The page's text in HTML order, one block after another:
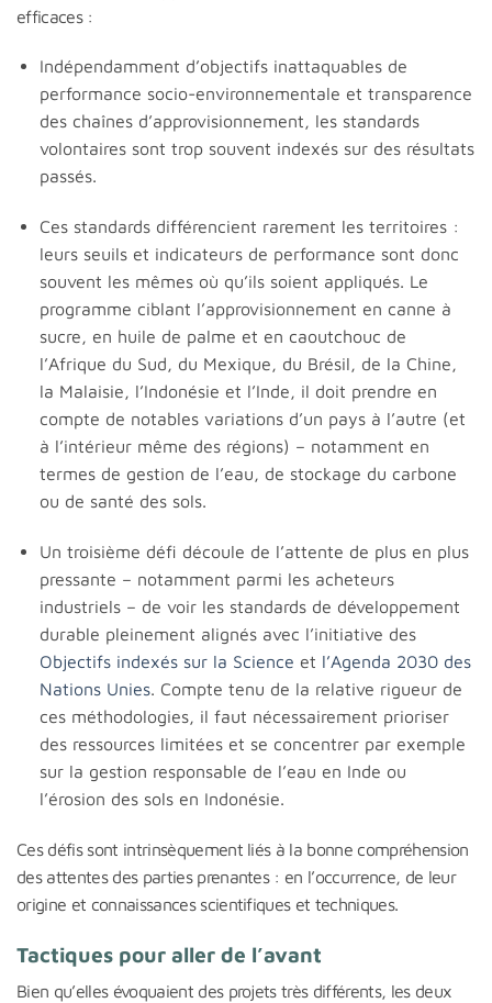
efficaces :
Indépendamment d’objectifs inattaquables de
performance socio-environnementale et transparence
des chaînes d’approvisionnement, les standards
volontaires sont trop souvent indexés sur des résultats
passés.
Ces standards différencient rarement les territoires :
leurs seuils et indicateurs de performance sont donc
souvent les mêmes où qu’ils soient appliqués. Le
programme ciblant l’approvisionnement en canne à
sucre, en huile de palme et en caoutchouc de
l’Afrique du Sud, du Mexique, du Brésil, de la Chine,
la Malaisie, l’Indonésie et l’Inde, il doit prendre en
compte de notables variations d’un pays à l’autre (et
à l’intérieur même des régions) – notamment en
termes de gestion de l’eau, de stockage du carbone
ou de santé des sols.
Un troisième défi découle de l’attente de plus en plus
pressante – notamment parmi les acheteurs
industriels – de voir les standards de développement
durable pleinement alignés avec l’initiative des
Objectifs indexés sur la Science et l’Agenda 2030 des
Nations Unies. Compte tenu de la relative rigueur de
ces méthodologies, il faut nécessairement prioriser
des ressources limitées et se concentrer par exemple
sur la gestion responsable de l’eau en Inde ou
l’érosion des sols en Indonésie.
Ces défis sont intrinsèquement liés à la bonne compréhension
des attentes des parties prenantes : en l’occurrence, de leur
origine et connaissances scientifiques et techniques.
Tactiques pour aller de l’avant
Bien qu’elles évoquaient des projets très différents, les deux